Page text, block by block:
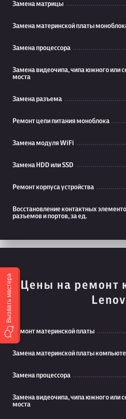
Замена матрицы
Замена материнской платы
Замена процессора
Замена видеочипа, чипа южного или
моста
Замена разъема
Ремонт цепи питания моноблока
Замена модуля WiFi
Замена HDD или SSD
Ремонт корпуса устройства
Восстановление контактных
разъемов и портов, за ед.
Цены на ремонт
Ремонт материнской платы
Замена материнской платы
Замена процессора
Замена видеочипа, чипа южного или
моста
Вызвать мастера